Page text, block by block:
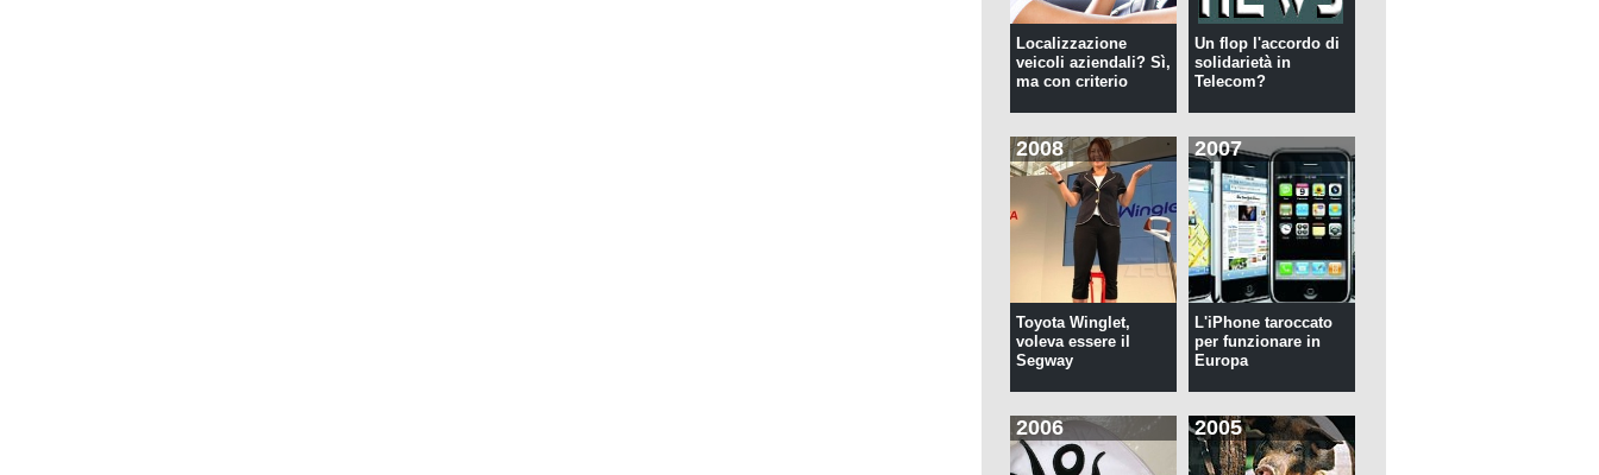
Localizzazione
veicoli aziendali? Sì,
ma con criterio
Un flop l'accordo di
solidarietà in
Telecom?
2008
Toyota Winglet,
voleva essere il
Segway
2007
L'iPhone taroccato
per funzionare in
Europa
2006 2005